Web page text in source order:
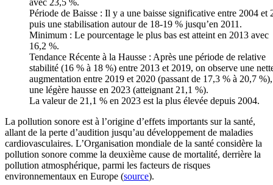
Période de Baisse : Il y a une baisse significative entre 2004 et
puis une stabilisation autour de 18-19 % jusqu’en 2011.
Minimum : Le pourcentage le plus bas est atteint en 2013 avec
16,2 %.
Tendance Récente à la Hausse : Après une période de relative
stabilité (16 % à 18 %) entre 2013 et 2019, on observe une
augmentation entre 2019 et 2020 (passant de 17,3 % à 20,7
une légère hausse en 2023 (atteignant 21,1 %).
La valeur de 21,1 % en 2023 est la plus élevée depuis 2004.
La pollution sonore est à l’origine d’effets importants sur la santé,
allant de la perte d’audition jusqu’au développement de maladies
cardiovasculaires. L’Organisation mondiale de la santé considère la
pollution sonore comme la deuxième cause de mortalité, derrière la
pollution atmosphérique, parmi les facteurs de risques
environnementaux en Europe (source).